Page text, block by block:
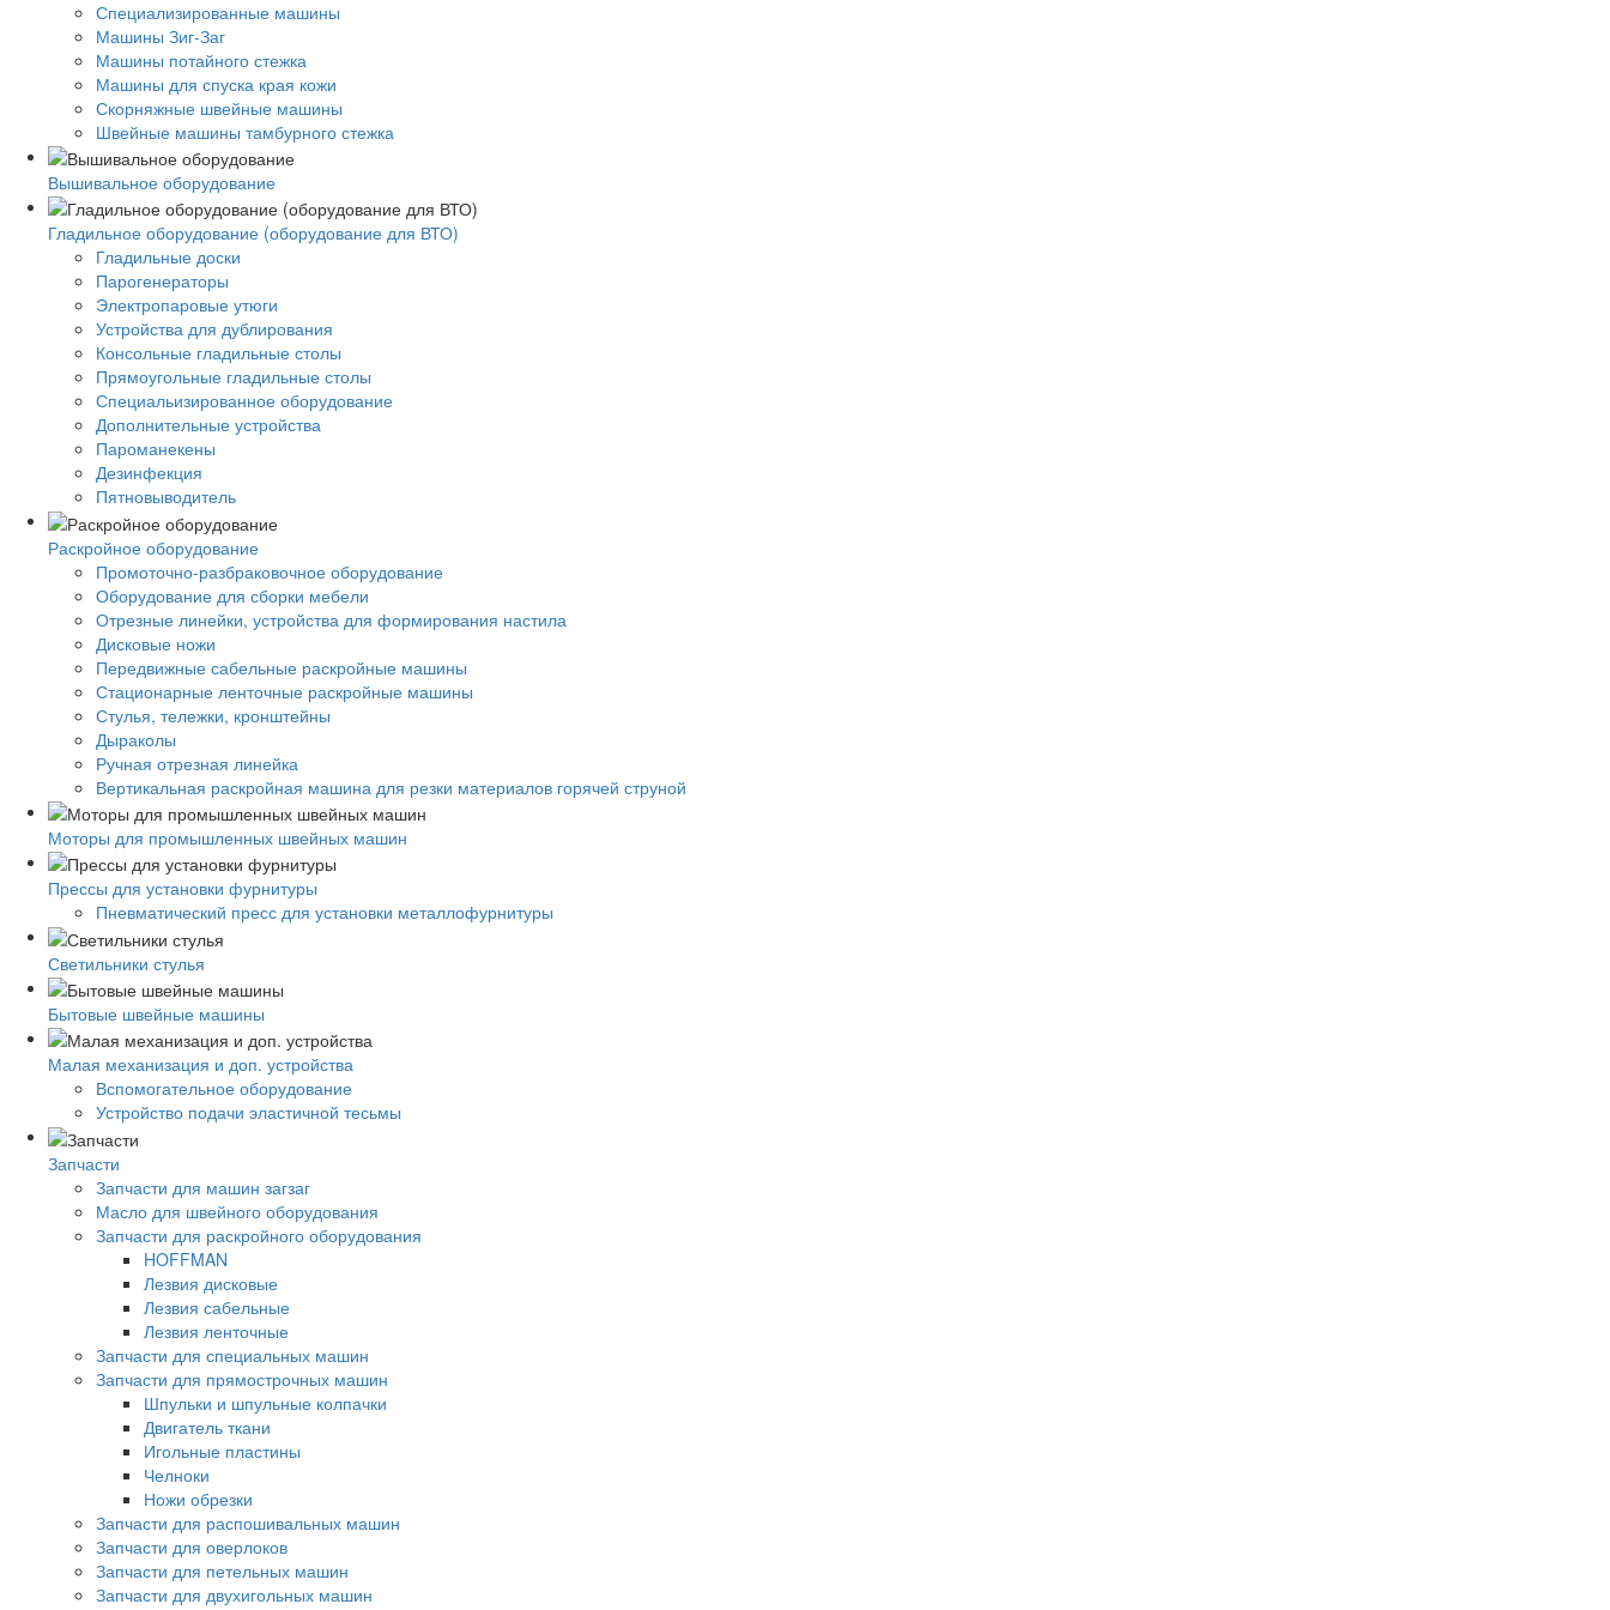
Специализированные машины
Машины Зиг-Заг
Машины потайного стежка
Машины для спуска края кожи
Скорняжные швейные машины
Швейные машины тамбурного стежка
Вышивальное оборудование
Гладильное оборудование (оборудование для ВТО)
Гладильные доски
Парогенераторы
Электропаровые утюги
Устройства для дублирования
Консольные гладильные столы
Прямоугольные гладильные столы
Специальизированное оборудование
Дополнительные устройства
Пароманекены
Дезинфекция
Пятновыводитель
Раскройное оборудование
Промоточно-разбраковочное оборудование
Оборудование для сборки мебели
Отрезные линейки, устройства для формирования настила
Дисковые ножи
Передвижные сабельные раскройные машины
Стационарные ленточные раскройные машины
Стулья, тележки, кронштейны
Дыраколы
Ручная отрезная линейка
Вертикальная раскройная машина для резки материалов горячей струной
Моторы для промышленных швейных машин
Прессы для установки фурнитуры
Пневматический пресс для установки металлофурнитуры
Светильники стулья
Бытовые швейные машины
Малая механизация и доп. устройства
Вспомогательное оборудование
Устройство подачи эластичной тесьмы
Запчасти
Запчасти для машин загзаг
Масло для швейного оборудования
Запчасти для раскройного оборудования
HOFFMAN
Лезвия дисковые
Лезвия сабельные
Лезвия ленточные
Запчасти для специальных машин
Запчасти для прямострочных машин
Шпульки и шпульные колпачки
Двигатель ткани
Игольные пластины
Челноки
Ножи обрезки
Запчасти для распошивальных машин
Запчасти для оверлоков
Запчасти для петельных машин
Запчасти для двухигольных машин